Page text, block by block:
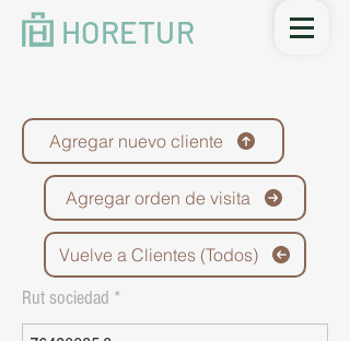
HORETUR
Agregar nuevo cliente
Agregar orden de visita
Vuelve a Clientes (Todos)
Rut sociedad